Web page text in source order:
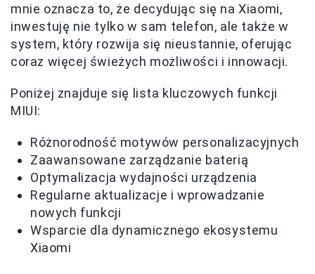
mnie oznacza to, że decydując się na Xiaomi,
inwestuję nie tylko w sam telefon, ale także w
system, który rozwija się nieustannie, oferując
coraz więcej świeżych możliwości i innowacji.
Poniżej znajduje się lista kluczowych funkcji
MIUI:
Różnorodność motywów personalizacyjnych
Zaawansowane zarządzanie baterią
Optymalizacja wydajności urządzenia
Regularne aktualizacje i wprowadzanie
nowych funkcji
Wsparcie dla dynamicznego ekosystemu
Xiaomi